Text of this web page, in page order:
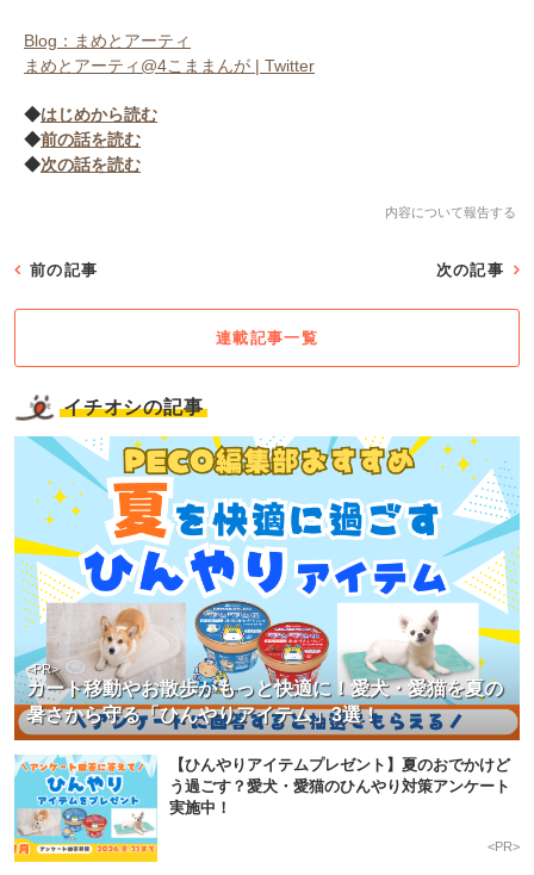
Blog：まめとアーティ
まめとアーティ@4こままんが | Twitter
◆はじめから読む
◆前の話を読む
◆次の話を読む
内容について報告する
前の記事 次の記事
連載記事一覧
イチオシの記事
カート移動やお散歩がもっと快適に！愛犬・愛猫を夏の
暑さから守る「ひんやりアイテム」3選！
<PR>
【ひんやりアイテムプレゼント】夏のおでかけど
う過ごす？愛犬・愛猫のひんやり対策アンケート
実施中！
<PR>